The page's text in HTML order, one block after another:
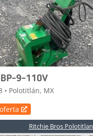
9-110V
• Polotitlán, MX
Ritchie Bros Polotitlan